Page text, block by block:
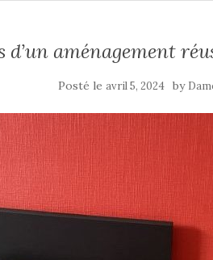
d’un aménagement
Posté le avril 5, 2024 by